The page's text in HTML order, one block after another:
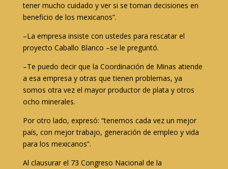
tener mucho cuidado y ver si se toman decisiones en
beneficio de los mexicanos”.
–La empresa insiste con ustedes para rescatar el
proyecto Caballo Blanco –se le preguntó.
–Te puedo decir que la Coordinación de Minas atiende
a esa empresa y otras que tienen problemas, ya
somos otra vez el mayor productor de plata y otros
ocho minerales.
Por otro lado, expresó: “tenemos cada vez un mejor
país, con mejor trabajo, generación de empleo y vida
para los mexicanos”.
Al clausurar el 73 Congreso Nacional de la